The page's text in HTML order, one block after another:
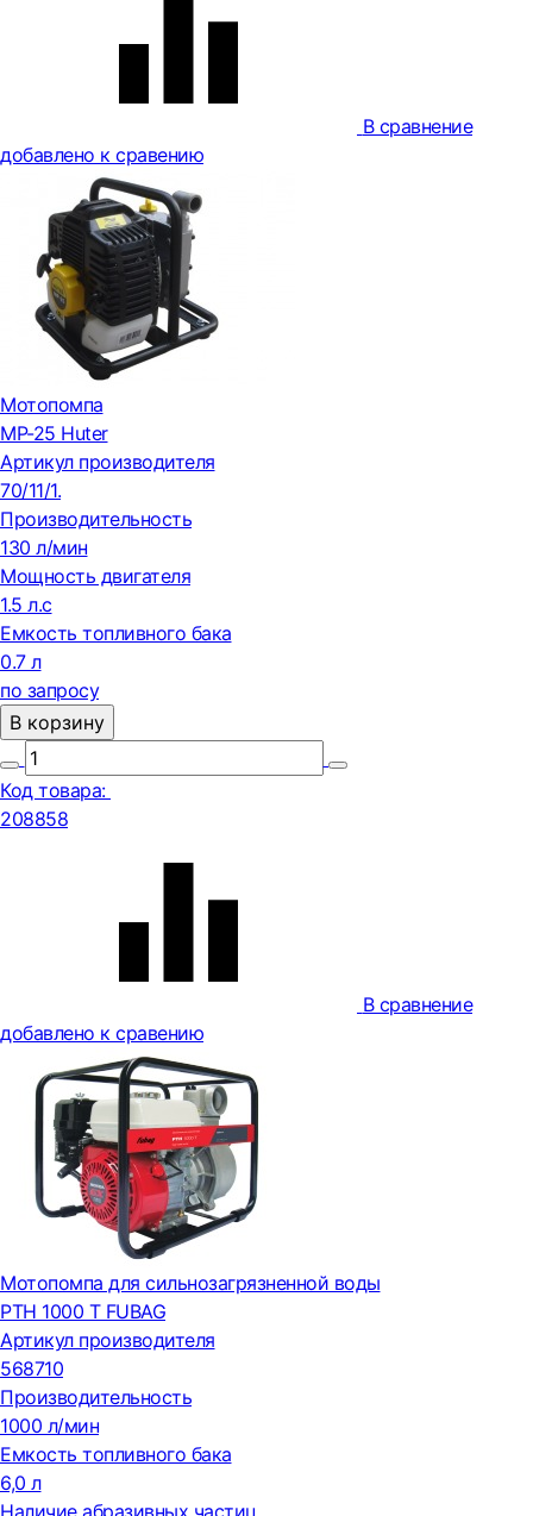
В сравнение
добавлено к сравению
Мотопомпа
MP-25 Huter
Артикул производителя
70/11/1.
Производительность
130 л/мин
Мощность двигателя
1.5 л.с
Емкость топливного бака
0.7 л
по запросу
В корзину
Код товара:
208858
В сравнение
добавлено к сравению
Мотопомпа для сильнозагрязненной воды
PTH 1000 T FUBAG
Артикул производителя
568710
Производительность
1000 л/мин
Емкость топливного бака
6,0 л